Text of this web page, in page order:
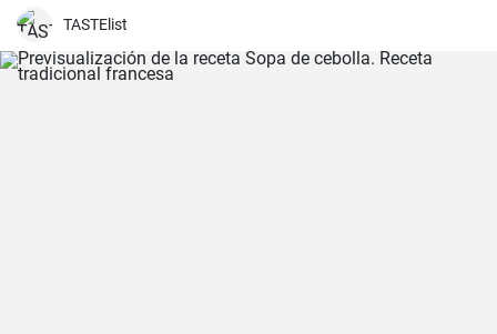
TASTElist